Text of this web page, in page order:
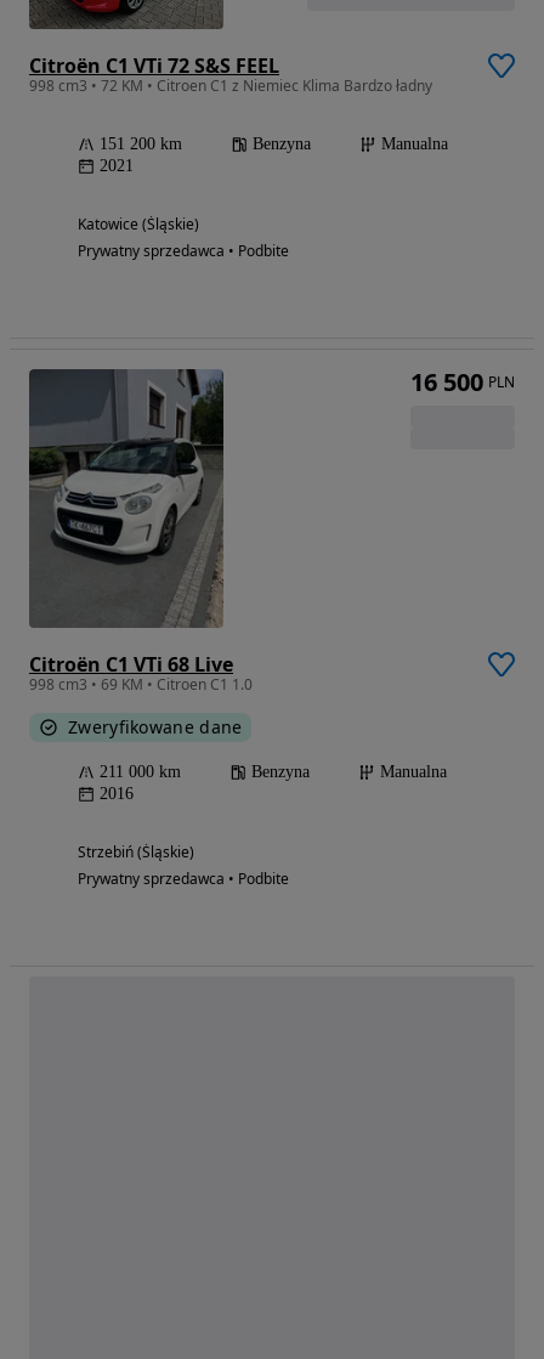
Citroën C1 VTi 72 S&S FEEL
998 cm3 • 72 KM • Citroen C1 z Niemiec Klima Bardzo ładny
151 200 km Benzyna
Manualna
2021
Katowice (Śląskie)
Prywatny sprzedawca • Podbite
Citroën C1 VTi 68 Live
998 cm3 • 69 KM • Citroen C1 1.0
Zweryfikowane dane
211 000 km Benzyna
Manualna
2016
Strzebiń (Śląskie)
Prywatny sprzedawca • Podbite
16 500 PLN